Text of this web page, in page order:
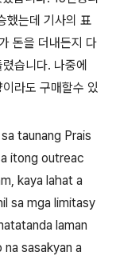
했는데 기사의 표
돈을 더내든지 다
습니다. 나중에
라도 구매할수 있
taunang Prais
itong outreac
kaya lahat a
sa mga limitasy
laman
sasakyan a